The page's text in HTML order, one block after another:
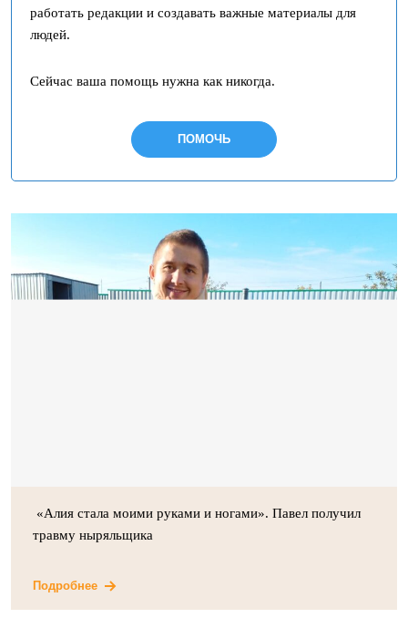
работать редакции и создавать важные материалы для
людей.
Сейчас ваша помощь нужна как никогда.
ПОМОЧЬ
«Алия стала моими руками и ногами». Павел получил
травму ныряльщика
Подробнее